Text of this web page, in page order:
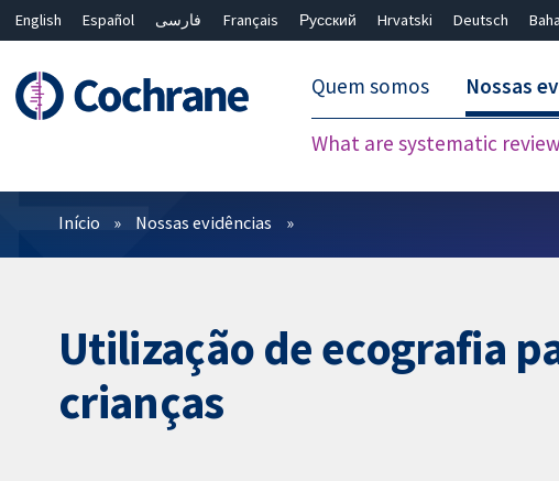
English Español فارسی Français Русский Hrvatski Deutsch
Quem somos Nossas
What are systematic
Filtros
Início Nossas evidências
Utilização de ecografia
crianças